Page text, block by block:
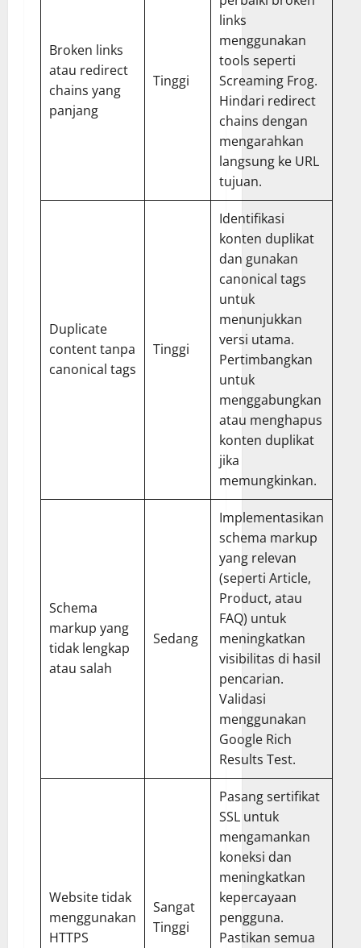
Broken links
atau redirect
chains yang
panjang
Tinggi
links
menggunakan
tools seperti
Screaming Frog.
Hindari redirect
chains dengan
mengarahkan
langsung ke URL
tujuan.
Duplicate
content tanpa
canonical tags
Tinggi
Identifikasi
konten duplikat
dan gunakan
canonical tags
untuk
menunjukkan
versi utama.
Pertimbangkan
untuk
menggabungkan
atau menghapus
konten duplikat
jika
memungkinkan.
Schema
markup yang
tidak lengkap
atau salah
Sedang
Implementasikan
schema markup
yang relevan
(seperti Article,
Product, atau
FAQ) untuk
meningkatkan
visibilitas di hasil
pencarian.
Validasi
menggunakan
Google Rich
Results Test.
Website tidak
menggunakan
HTTPS
Sangat
Tinggi
Pasang sertifikat
SSL untuk
mengamankan
koneksi dan
meningkatkan
kepercayaan
pengguna.
Pastikan semua